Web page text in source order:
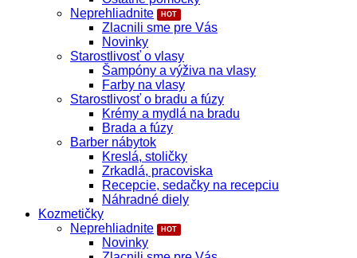
Neprehliadnite
Zlacnili sme pre Vás
Novinky
Starostlivosť o vlasy
Šampóny a výživa na vlasy
Farby na vlasy
Starostlivosť o bradu a fúzy
Krémy a mydlá na bradu
Brada a fúzy
Barber nábytok
Kreslá, stoličky
Zrkadlá, pracoviska
Recepcie, sedačky na recepciu
Náhradné diely
Kozmetičky
Neprehliadnite
Novinky